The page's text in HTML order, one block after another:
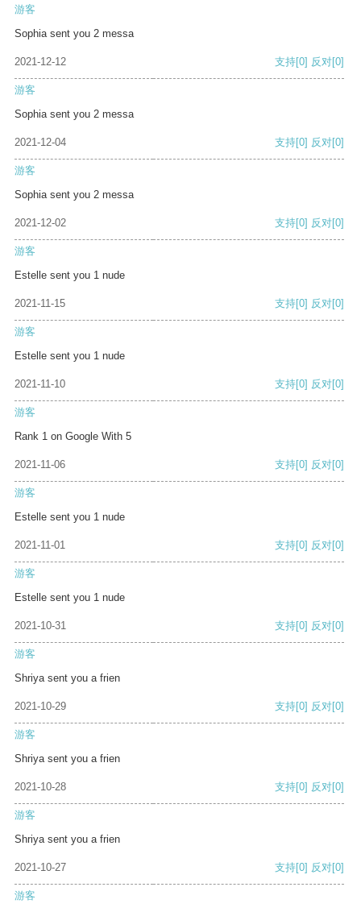
游客
Sophia sent you 2 messa
2021-12-12 支持[0] 反对[0]
游客
Sophia sent you 2 messa
2021-12-04 支持[0] 反对[0]
游客
Sophia sent you 2 messa
2021-12-02 支持[0] 反对[0]
游客
Estelle sent you 1 nude
2021-11-15 支持[0] 反对[0]
游客
Estelle sent you 1 nude
2021-11-10 支持[0] 反对[0]
游客
Rank 1 on Google With 5
2021-11-06 支持[0] 反对[0]
游客
Estelle sent you 1 nude
2021-11-01 支持[0] 反对[0]
游客
Estelle sent you 1 nude
2021-10-31 支持[0] 反对[0]
游客
Shriya sent you a frien
2021-10-29 支持[0] 反对[0]
游客
Shriya sent you a frien
2021-10-28 支持[0] 反对[0]
游客
Shriya sent you a frien
2021-10-27 支持[0] 反对[0]
游客